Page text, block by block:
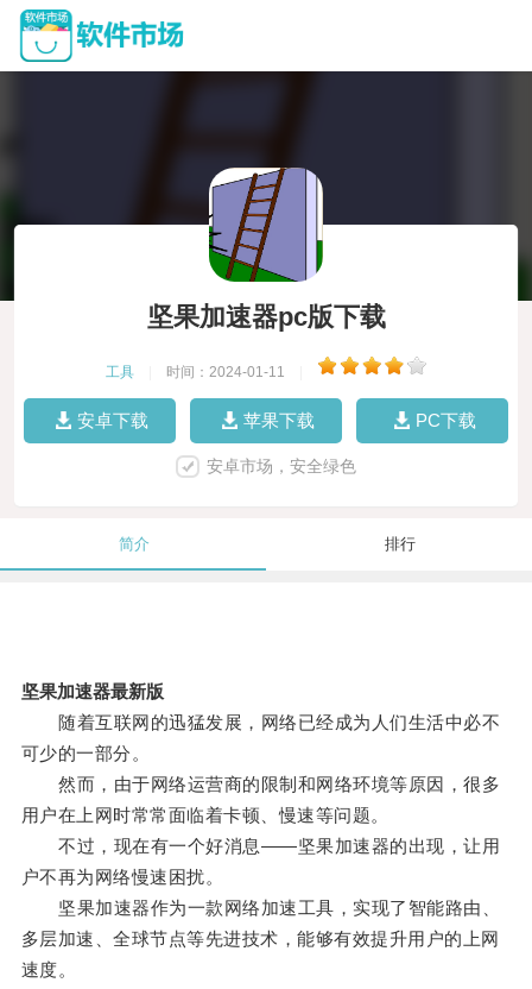
坚果加速器pc版下载
工具 时间：2024-01-11
安卓下载 苹果下载 PC下载
安卓市场，安全绿色
简介 排行
坚果加速器最新版
随着互联网的迅猛发展，网络已经成为人们生活中必不
可少的一部分。
然而，由于网络运营商的限制和网络环境等原因，很多
用户在上网时常常面临着卡顿、慢速等问题。
不过，现在有一个好消息——坚果加速器的出现，让用
户不再为网络慢速困扰。
坚果加速器作为一款网络加速工具，实现了智能路由、
多层加速、全球节点等先进技术，能够有效提升用户的上网
速度。